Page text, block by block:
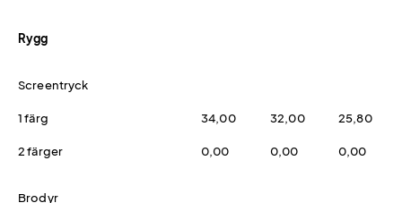
Rygg
Screentryck
1 färg 34,00 32,00 25,80
2 färger 0,00 0,00 0,00
Brodyr